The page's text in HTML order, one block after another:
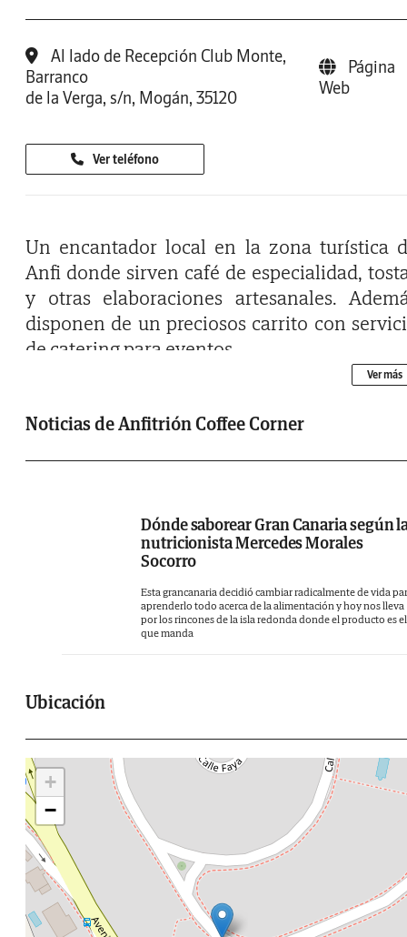
Al lado de Recepción Club Monte,
Barranco
de la Verga, s/n, Mogán, 35120
Página
Web
Ver teléfono
Un encantador local en la zona turística
Anfi donde sirven café de especialidad,
y otras elaboraciones artesanales.
disponen de un preciosos carrito con
de catering para eventos.
Ver más
Noticias de Anfitrión Coffee Corner
Dónde saborear Gran Canaria según
nutricionista Mercedes Morales
Socorro
Esta grancanaria decidió cambiar radicalmente de vida
aprenderlo todo acerca de la alimentación y hoy nos lleva
por los rincones de la isla redonda donde el producto es el
que manda
Ubicación
+
−